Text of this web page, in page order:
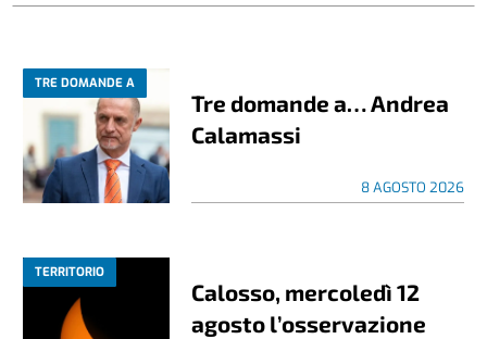
TRE DOMANDE A
Tre domande a… Andrea
Calamassi
8 AGOSTO 2026
TERRITORIO
Calosso, mercoledì 12
agosto l’osservazione